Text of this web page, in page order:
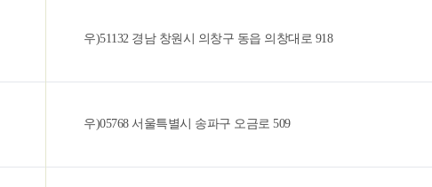
우)51132 경남 창원시 의창구 동읍 의창대로 918
우)05768 서울특별시 송파구 오금로 509